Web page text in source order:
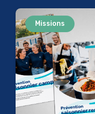
Missions